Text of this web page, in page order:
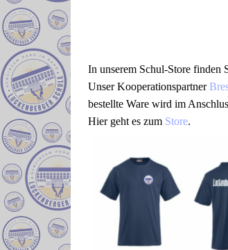
In unserem Schul-Store finden
Unser Kooperationspartner
bestellte Ware wird im
Hier geht es zum Store.